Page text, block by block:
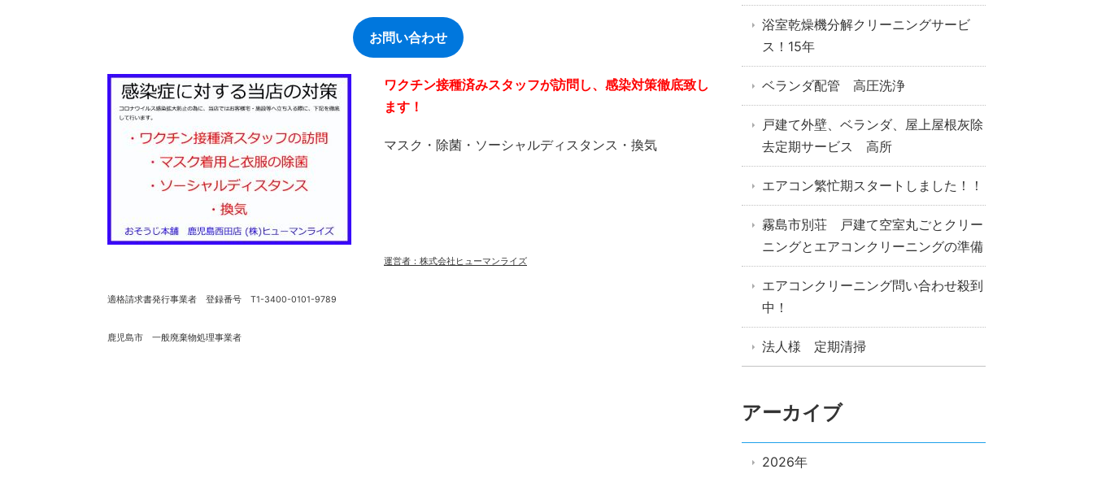
お問い合わせ
ワクチン接種済みスタッフが訪問し、感染対策徹底致し
ます！
マスク・除菌・ソーシャルディスタンス・換気
運営者：株式会社ヒューマンライズ
適格請求書発行事業者 登録番号 T1-3400-0101-9789
鹿児島市 一般廃棄物処理事業者
浴室乾燥機分解クリーニングサービ
ス！15年
ベランダ配管 高圧洗浄
戸建て外壁、ベランダ、屋上屋根灰除
去定期サービス 高所
エアコン繁忙期スタートしました！！
霧島市別荘 戸建て空室丸ごとクリー
ニングとエアコンクリーニングの準備
エアコンクリーニング問い合わせ殺到
中！
法人様 定期清掃
アーカイブ
2026年